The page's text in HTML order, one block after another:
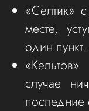
«Селтик»
месте,
один пункт.
случае
последние